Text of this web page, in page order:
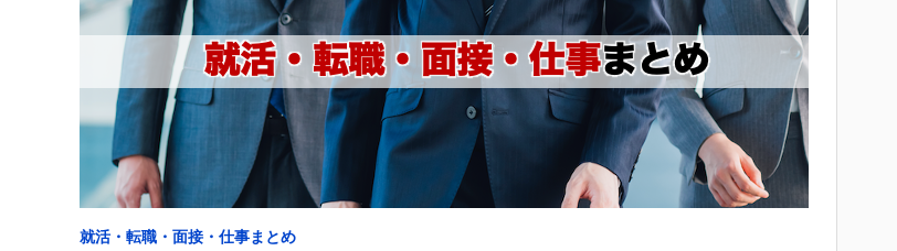
就活・転職・面接・仕事まとめ